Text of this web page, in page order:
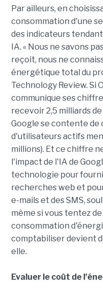
Par ailleurs, en
consommation d'une
des indicateurs
IA. « Nous ne savons
reçoit, nous ne
énergétique total du
Technology Review. Si
communique ses
recevoir 2,5 milliards
Google se contente de
d'utilisateurs actifs
millions). Et ce chiffre
l'impact de l'IA de
technologie pour
recherches web et
e-mails et des SMS,
même si vous tentez
consommation
comptabiliser devient
elle.
Evaluer le coût de